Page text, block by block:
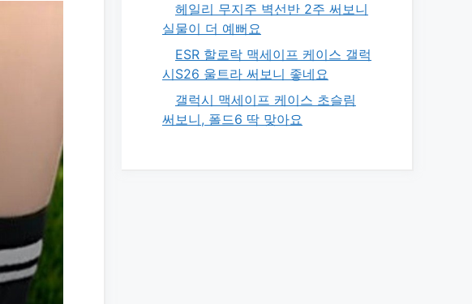
헤일리 무지주 벽선반 2주 써보니
실물이 더 예뻐요
ESR 할로락 맥세이프 케이스 갤럭
시S26 울트라 써보니 좋네요
갤럭시 맥세이프 케이스 초슬림
써보니, 폴드6 딱 맞아요